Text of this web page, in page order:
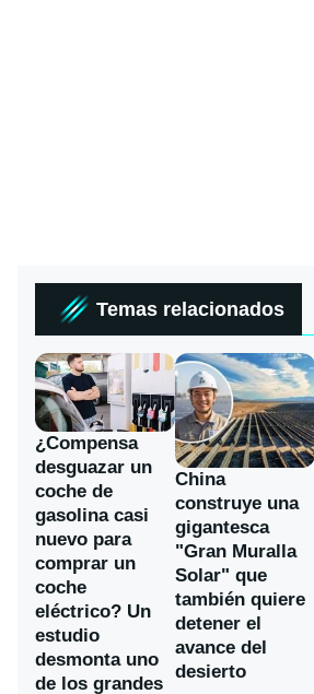
Temas relacionados
¿Compensa
desguazar un
coche de
gasolina casi
nuevo para
comprar un
coche
eléctrico? Un
estudio
desmonta uno
de los grandes
China
construye una
gigantesca
"Gran Muralla
Solar" que
también quiere
detener el
avance del
desierto